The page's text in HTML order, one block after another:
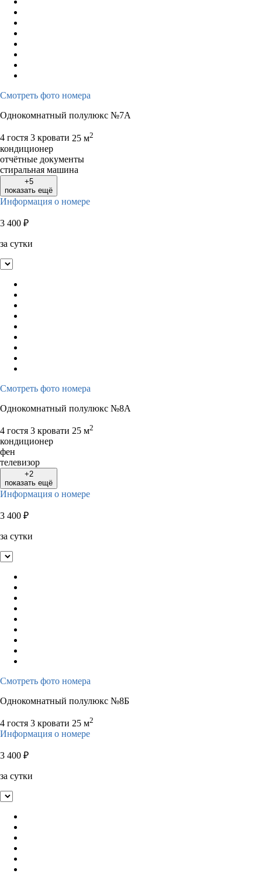
Смотреть фото номера
Однокомнатный полулюкс №7А
4 гостя 3 кровати 25 м2
кондиционер
отчётные документы
стиральная машина
+5
показать ещё
Информация о номере
3 400 ₽
за сутки
Смотреть фото номера
Однокомнатный полулюкс №8А
4 гостя 3 кровати 25 м2
кондиционер
фен
телевизор
+2
показать ещё
Информация о номере
3 400 ₽
за сутки
Смотреть фото номера
Однокомнатный полулюкс №8Б
4 гостя 3 кровати 25 м2
Информация о номере
3 400 ₽
за сутки